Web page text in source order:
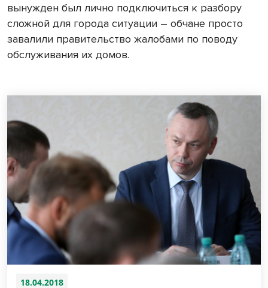
вынужден был лично подключиться к разбору
сложной для города ситуации – обчане просто
завалили правительство жалобами по поводу
обслуживания их домов.
18.04.2018